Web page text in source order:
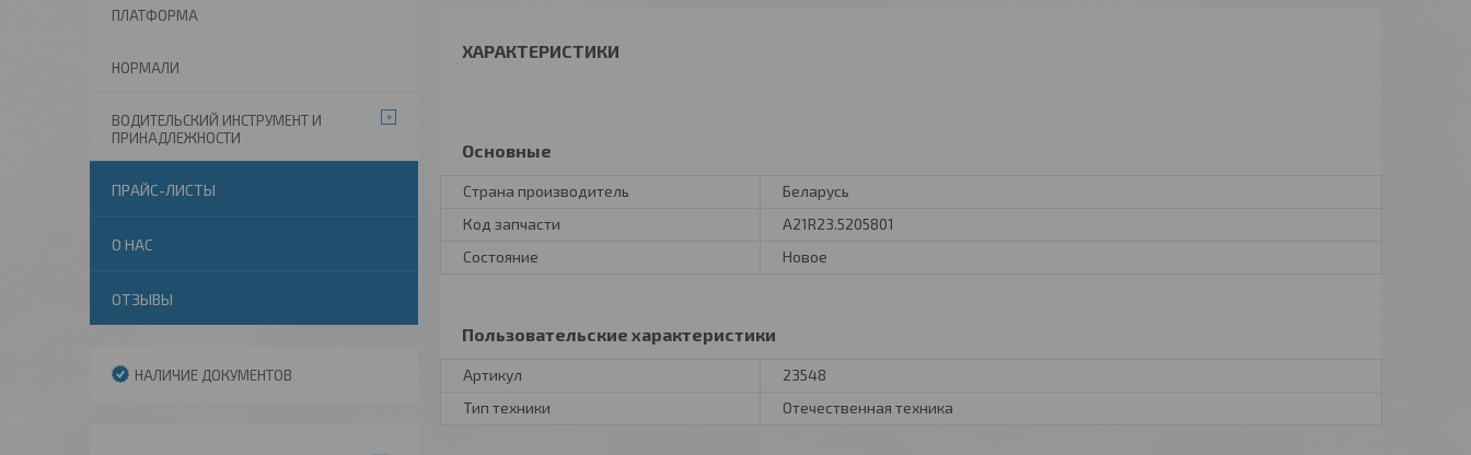
ХАРАКТЕРИСТИКИ
Основные
Страна производитель
Беларусь
Код запчасти
А21R23.5205801
Состояние
Новое
Пользовательские характеристики
Артикул
23548
Тип техники
Отечественная техника
ПЛАТФОРМА
НОРМАЛИ
ВОДИТЕЛЬСКИЙ ИНСТРУМЕНТ И
ПРИНАДЛЕЖНОСТИ
ПРАЙС-ЛИСТЫ
О НАС
ОТЗЫВЫ
НАЛИЧИЕ ДОКУМЕНТОВ